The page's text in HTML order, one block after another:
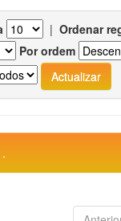
| Ordenar
Por ordem